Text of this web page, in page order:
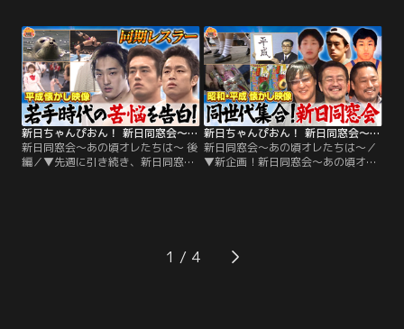
店を飛び出して、有明の東京ドリー
ムパークに出張開店！なんと300人
ものお客さんが観覧に来てくださる
大盛況！今夜はウルフアロン選手が
初来店！
に迫るとともに、4月に行われた横
浜アリーナビッグマッチのタイトル
戦を制した、玖麗さやか選手に密
着！激闘冷めやらぬ、まさかの12時
間後…スターダムちゃんロケに行っ
ていた！！貴重な休日に密着！
新日ちゃんぴおん！ 新日同窓会～あの頃オレたちは～ 後編（2026/05/15放送分）
新日同窓会～あの頃オレたちは～ 後
編／▼先週に引き続き、新日同窓会
合わせて3人の貴重な写真や映像も
交えて紹介していきます！最後は田
新日ちゃんぴおん！ 新日同窓会～あの頃オレたちは～（2026/05/08放送分）
新日同窓会～あの頃オレたちは～／
▼新企画！新日同窓会～あの頃オレ
相の映像を合わせて3人の貴重な写
真や映像も交えて紹介していきま
1